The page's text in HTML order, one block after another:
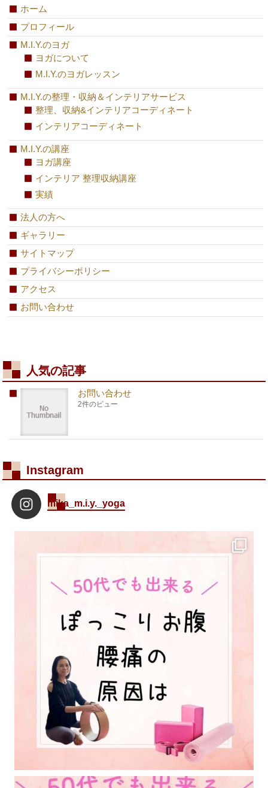
ホーム
プロフィール
M.I.Y.のヨガ
ヨガについて
M.I.Y.のヨガレッスン
M.I.Y.の整理・収納＆インテリアサービス
整理、収納&インテリアコーディネート
インテリアコーディネート
M.I.Y.の講座
ヨガ講座
インテリア 整理収納講座
実績
法人の方へ
ギャラリー
サイトマップ
プライバシーポリシー
アクセス
お問い合わせ
人気の記事
お問い合わせ
2件のビュー
Instagram
mika_m.i.y._yoga